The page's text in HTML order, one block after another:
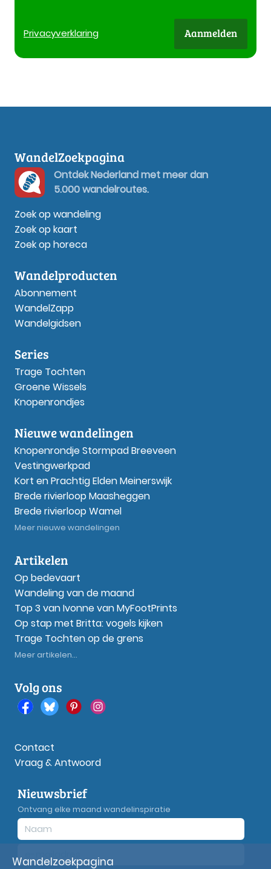
Privacyverklaring Aanmelden
WandelZoekpagina
Ontdek Nederland met meer dan
5.000 wandelroutes.
Zoek op wandeling
Zoek op kaart
Zoek op horeca
Wandelproducten
Abonnement
WandelZapp
Wandelgidsen
Series
Trage Tochten
Groene Wissels
Knopenrondjes
Nieuwe wandelingen
Knopenrondje Stormpad Breeveen
Vestingwerkpad
Kort en Prachtig Elden Meinerswijk
Brede rivierloop Maasheggen
Brede rivierloop Wamel
Meer nieuwe wandelingen
Artikelen
Op bedevaart
Wandeling van de maand
Top 3 van Ivonne van MyFootPrints
Op stap met Britta: vogels kijken
Trage Tochten op de grens
Meer artikelen...
Volg ons
Contact
Vraag & Antwoord
Nieuwsbrief
Ontvang elke maand wandelinspiratie
Wandelzoekpagina